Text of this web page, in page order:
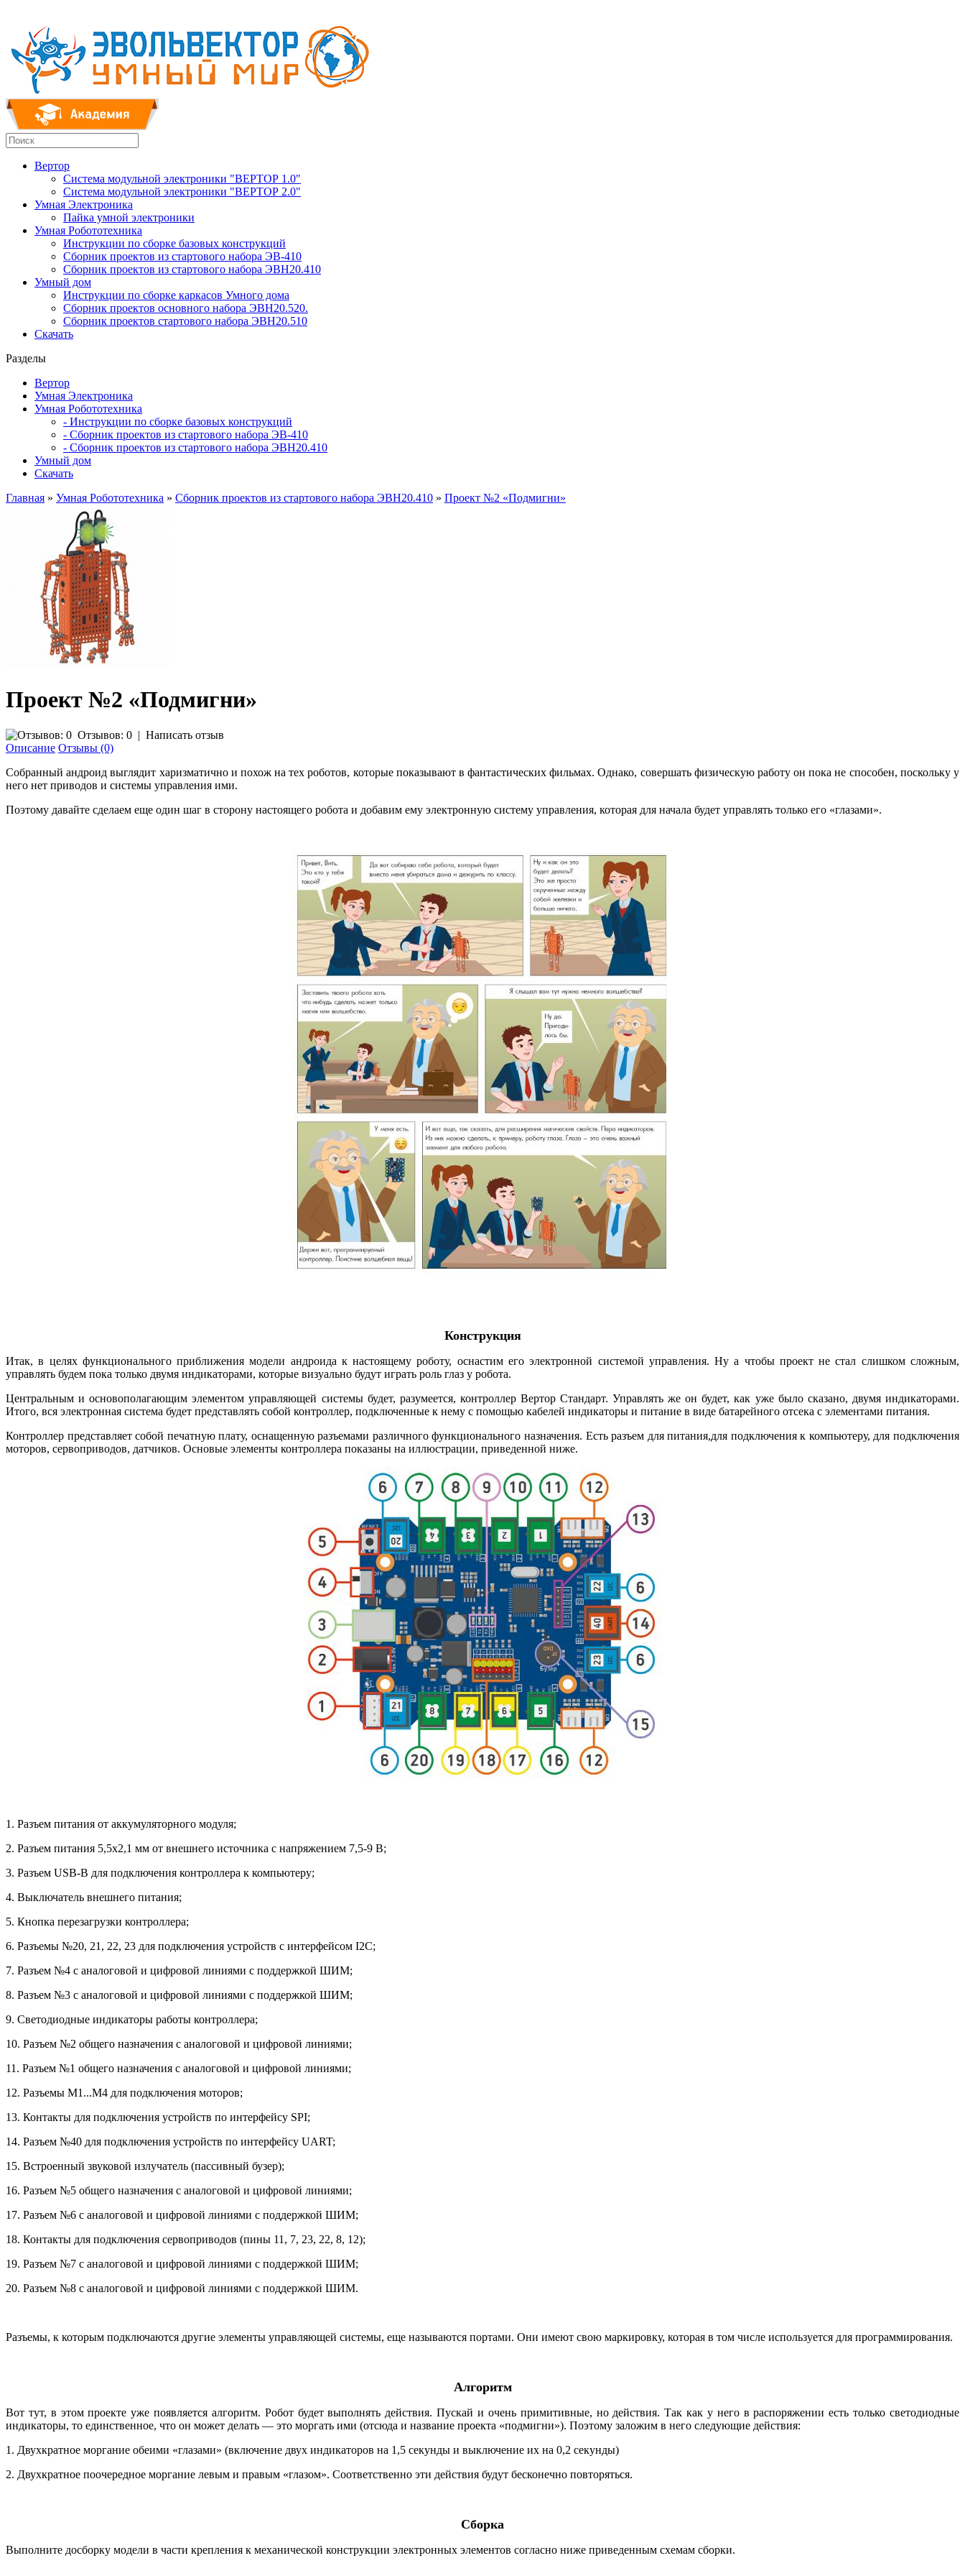
Вертор
Система модульной электроники "ВЕРТОР 1.0"
Система модульной электроники "ВЕРТОР 2.0"
Умная Электроника
Пайка умной электроники
Умная Робототехника
Инструкции по сборке базовых конструкций
Сборник проектов из стартового набора ЭВ-410
Сборник проектов из стартового набора ЭВН20.410
Умный дом
Инструкции по сборке каркасов Умного дома
Сборник проектов основного набора ЭВН20.520.
Сборник проектов стартового набора ЭВН20.510
Скачать
Разделы
Вертор
Умная Электроника
Умная Робототехника
- Инструкции по сборке базовых конструкций
- Сборник проектов из стартового набора ЭВ-410
- Сборник проектов из стартового набора ЭВН20.410
Умный дом
Скачать
Главная » Умная Робототехника » Сборник проектов из стартового набора ЭВН20.410 » Проект №2 «Подмигни»
Проект №2 «Подмигни»
Отзывов: 0 | Написать отзыв
Описание Отзывы (0)
Собранный андроид выглядит харизматично и похож на тех роботов, которые показывают в фантастических фильмах. Однако, совершать физическую работу он пока не способен, поскольку у
него нет приводов и системы управления ими.
Поэтому давайте сделаем еще один шаг в сторону настоящего робота и добавим ему электронную систему управления, которая для начала будет управлять только его «глазами».
Конструкция
Итак, в целях функционального приближения модели андроида к настоящему роботу, оснастим его электронной системой управления. Ну а чтобы проект не стал слишком сложным,
управлять будем пока только двумя индикаторами, которые визуально будут играть роль глаз у робота.
Центральным и основополагающим элементом управляющей системы будет, разумеется, контроллер Вертор Стандарт. Управлять же он будет, как уже было сказано, двумя индикаторами.
Итого, вся электронная система будет представлять собой контроллер, подключенные к нему с помощью кабелей индикаторы и питание в виде батарейного отсека с элементами питания.
Контроллер представляет собой печатную плату, оснащенную разъемами различного функционального назначения. Есть разъем для питания,для подключения к компьютеру, для подключения
моторов, сервоприводов, датчиков. Основые элементы контроллера показаны на иллюстрации, приведенной ниже.
1. Разъем питания от аккумуляторного модуля;
2. Разъем питания 5,5х2,1 мм от внешнего источника с напряжением 7,5-9 В;
3. Разъем USB-В для подключения контроллера к компьютеру;
4. Выключатель внешнего питания;
5. Кнопка перезагрузки контроллера;
6. Разъемы №20, 21, 22, 23 для подключения устройств с интерфейсом I2C;
7. Разъем №4 с аналоговой и цифровой линиями с поддержкой ШИМ;
8. Разъем №3 с аналоговой и цифровой линиями с поддержкой ШИМ;
9. Светодиодные индикаторы работы контроллера;
10. Разъем №2 общего назначения с аналоговой и цифровой линиями;
11. Разъем №1 общего назначения с аналоговой и цифровой линиями;
12. Разъемы M1...M4 для подключения моторов;
13. Контакты для подключения устройств по интерфейсу SPI;
14. Разъем №40 для подключения устройств по интерфейсу UART;
15. Встроенный звуковой излучатель (пассивный бузер);
16. Разъем №5 общего назначения с аналоговой и цифровой линиями;
17. Разъем №6 с аналоговой и цифровой линиями с поддержкой ШИМ;
18. Контакты для подключения сервоприводов (пины 11, 7, 23, 22, 8, 12);
19. Разъем №7 с аналоговой и цифровой линиями с поддержкой ШИМ;
20. Разъем №8 с аналоговой и цифровой линиями с поддержкой ШИМ.
Разъемы, к которым подключаются другие элементы управляющей системы, еще называются портами. Они имеют свою маркировку, которая в том числе используется для программирования.
Алгоритм
Вот тут, в этом проекте уже появляется алгоритм. Робот будет выполнять действия. Пускай и очень примитивные, но действия. Так как у него в распоряжении есть только светодиодные
индикаторы, то единственное, что он может делать — это моргать ими (отсюда и название проекта «подмигни»). Поэтому заложим в него следующие действия:
1. Двухкратное моргание обеими «глазами» (включение двух индикаторов на 1,5 секунды и выключение их на 0,2 секунды)
2. Двухкратное поочередное моргание левым и правым «глазом». Соответственно эти действия будут бесконечно повторяться.
Сборка
Выполните досборку модели в части крепления к механической конструкции электронных элементов согласно ниже приведенным схемам сборки.